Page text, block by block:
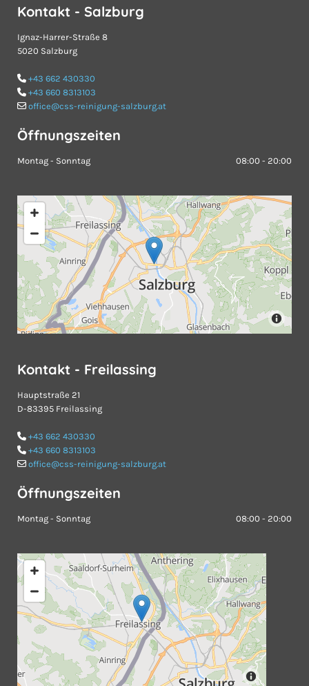
Kontakt - Salzburg
Ignaz-Harrer-Straße 8
5020 Salzburg
 +43 662 430330
 +43 660 8313103
 office@css-reinigung-salzburg.at
Öffnungszeiten
Montag - Sonntag 08:00 - 20:00
Kontakt - Freilassing
Hauptstraße 21
D-83395 Freilassing
 +43 662 430330
 +43 660 8313103
 office@css-reinigung-salzburg.at
Öffnungszeiten
Montag - Sonntag 08:00 - 20:00